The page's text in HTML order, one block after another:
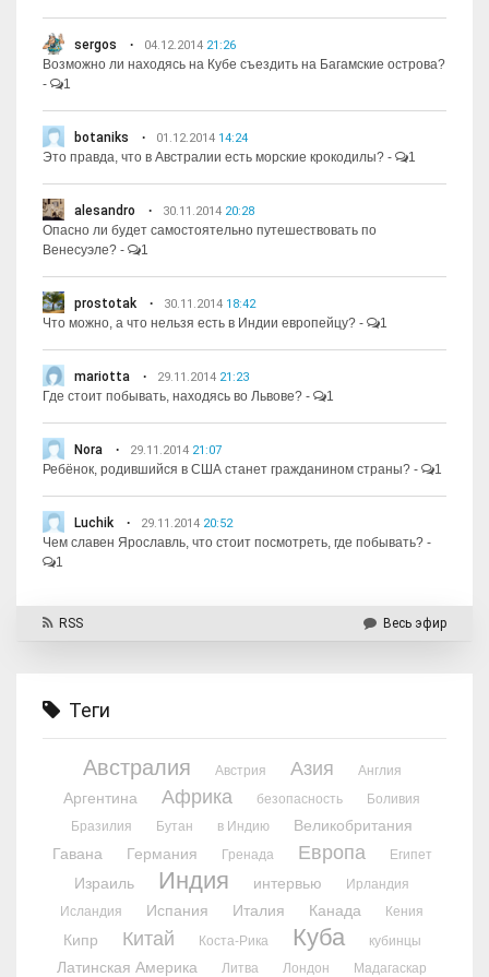
sergos 04.12.2014 21:26
Возможно ли находясь на Кубе съездить на Багамские острова?
-
1
botaniks 01.12.2014 14:24
Это правда, что в Австралии есть морские крокодилы? - 1
alesandro 30.11.2014 20:28
Опасно ли будет самостоятельно путешествовать по
Венесуэле? - 1
prostotak 30.11.2014 18:42
Что можно, а что нельзя есть в Индии европейцу? - 1
mariotta 29.11.2014 21:23
Где стоит побывать, находясь во Львове? - 1
Nora 29.11.2014 21:07
Ребёнок, родившийся в США станет гражданином страны? - 1
Luchik 29.11.2014 20:52
Чем славен Ярославль, что стоит посмотреть, где побывать? -
1
RSS Весь эфир
Теги
Австралия Австрия Азия Англия
Аргентина Африка безопасность
Боливия
Бразилия
Бутан в Индию
Великобритания
Гавана
Германия Гренада Европа Египет
Израиль Индия интервью
Ирландия
Исландия
Испания Италия Канада Кения
Кипр Китай Коста-Рика Куба кубинцы
Латинская Америка Литва Лондон
Мадагаскар